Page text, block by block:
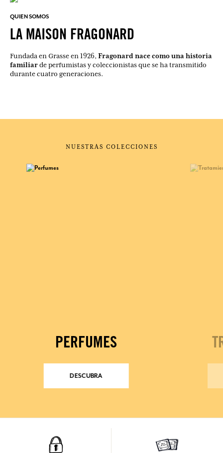
QUIEN SOMOS
LA MAISON FRAGONARD
Fundada en Grasse en 1926, Fragonard nace como una historia
familiarde perfumistas y coleccionistas que se ha transmitido
durante cuatro generaciones.
NUESTRAS COLECCIONES
PERFUMES
DESCUBRA